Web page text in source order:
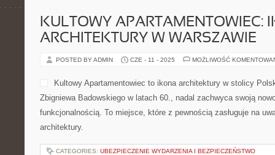
KULTOWY APARTAMENTOWIEC:
ARCHITEKTURY W WARSZAWIE
POSTED BY ADMIN CZE - 11 - 2025 MOŻLIWOŚĆ
Kultowy Apartamentowiec to ikona architektury w stolicy
Zbigniewa Badowskiego w latach 60., nadal zachwyca swoją
funkcjonalnością. To miejsce, które z pewnością zasługuje na
architektury.
CATEGORIES: UBEZPIECZENIE WYDARZENIA I BEZPIECZEŃSTWO